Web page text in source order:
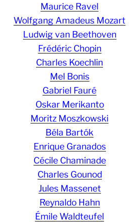
Maurice Ravel
Wolfgang Amadeus Mozart
Ludwig van Beethoven
Frédéric Chopin
Charles Koechlin
Mel Bonis
Gabriel Fauré
Oskar Merikanto
Moritz Moszkowski
Béla Bartók
Enrique Granados
Cécile Chaminade
Charles Gounod
Jules Massenet
Reynaldo Hahn
Émile Waldteufel